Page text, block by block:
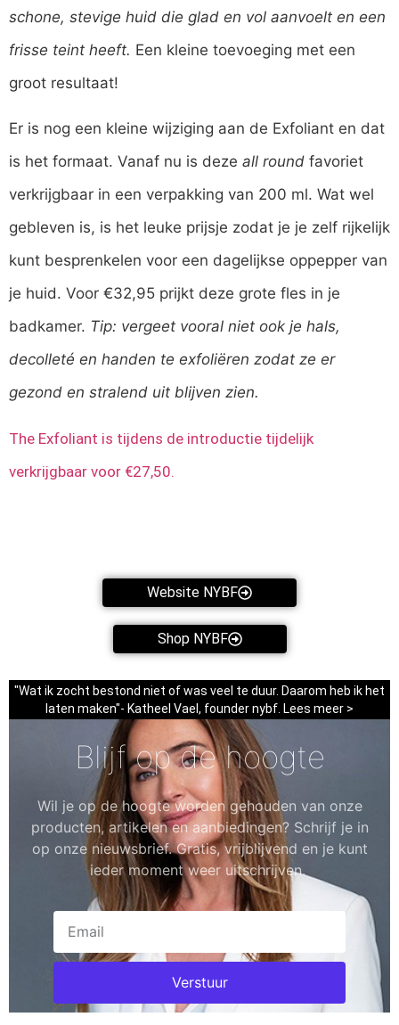
schone, stevige huid die glad en vol aanvoelt en een
frisse teint heeft. Een kleine toevoeging met een
groot resultaat!
Er is nog een kleine wijziging aan de Exfoliant en dat
is het formaat. Vanaf nu is deze all round favoriet
verkrijgbaar in een verpakking van 200 ml. Wat wel
gebleven is, is het leuke prijsje zodat je je zelf rijkelijk
kunt besprenkelen voor een dagelijkse oppepper van
je huid. Voor €32,95 prijkt deze grote fles in je
badkamer. Tip: vergeet vooral niet ook je hals,
decolleté en handen te exfoliëren zodat ze er
gezond en stralend uit blijven zien.
The Exfoliant is tijdens de introductie tijdelijk
verkrijgbaar voor €27,50.
Website NYBF
Shop NYBF
"Wat ik zocht bestond niet of was veel te duur. Daarom heb ik het
laten maken"- Katheel Vael, founder nybf. Lees meer >
Blijf op de hoogte
Wil je op de hoogte worden gehouden van onze
producten, artikelen en aanbiedingen? Schrijf je in
op onze nieuwsbrief. Gratis, vrijblijvend en je kunt
ieder moment weer uitschrijven.
Verstuur